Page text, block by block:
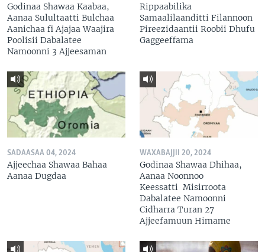
Godinaa Shawaa Kaabaa,
Aanaa Sulultaatti Bulchaa
Aanichaa fi Ajajaa Waajira
Poolisii Dabalatee
Namoonni 3 Ajjeesaman
Rippaabilika
Samaalilaanditti Filannoon
Pireezidaantii Roobii Dhufu
Gaggeeffama
SADAASAA 04, 2024
Ajjeechaa Shawaa Bahaa
Aanaa Dugdaa
WAXABAJJII 20, 2024
Godinaa Shawaa Dhihaa,
Aanaa Noonnoo
Keessatti Misirroota
Dabalatee Namoonni
Cidharra Turan 27
Ajjeefamuun Himame